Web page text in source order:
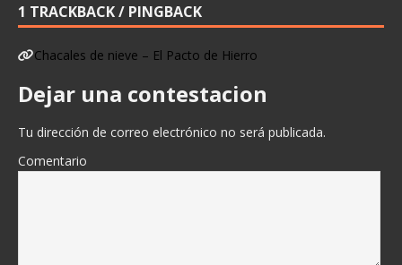
1 TRACKBACK / PINGBACK
Chacales de nieve – El Pacto de Hierro
Dejar una contestacion
Tu dirección de correo electrónico no será publicada.
Comentario